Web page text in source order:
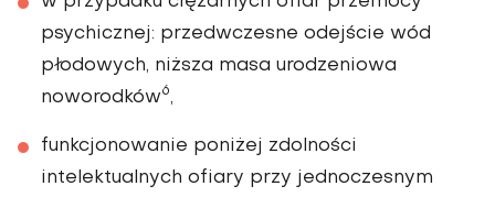
psychicznej: przedwczesne odejście wód
płodowych, niższa masa urodzeniowa
noworodków6,
funkcjonowanie poniżej zdolności
intelektualnych ofiary przy jednoczesnym